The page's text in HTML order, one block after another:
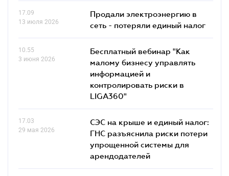
17.09
13 июля 2026
Продали электроэнергию в
сеть - потеряли единый налог
10.55
3 июня 2026
Бесплатный вебинар "Как
малому бизнесу управлять
информацией и
контролировать риски в
LIGA360"
17.03
29 мая 2026
СЭС на крыше и единый налог:
ГНС разъяснила риски потери
упрощенной системы для
арендодателей